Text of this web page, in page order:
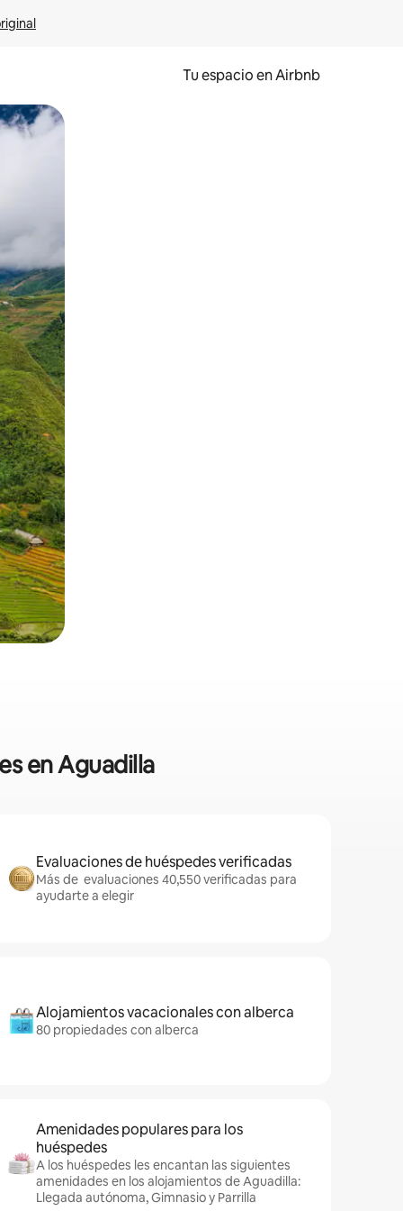
Tu espacio en Airbnb
tocando y deslizando la pantalla.
en Aguadilla
Evaluaciones de huéspedes verificadas
Más de evaluaciones 40,550 verificadas para
ayudarte a elegir
Alojamientos vacacionales con alberca
80 propiedades con alberca
Amenidades populares para los
huéspedes
A los huéspedes les encantan las siguientes
amenidades en los alojamientos de Aguadilla:
Llegada autónoma, Gimnasio y Parrilla